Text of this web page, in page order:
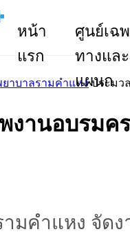
หน้า
แรก
ศูนย์เฉ
ทางและ
แผนก
ยาบาลรามคำแหง ประมว
งานอบรมค
มคำแหง จัด